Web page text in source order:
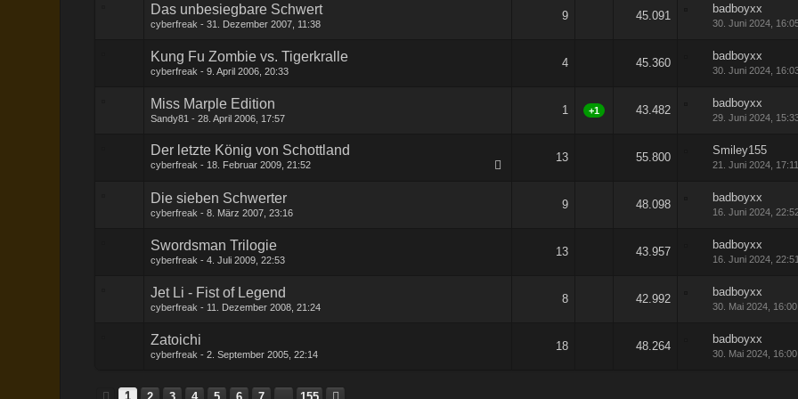
Das unbesiegbare Schwert
cyberfreak 31. Dezember 2007, 11:38
9 45.091
badboyxx
30. Juni 2024,
Kung Fu Zombie vs. Tigerkralle
cyberfreak 9. April 2006, 20:33
4 45.360
badboyxx
30. Juni 2024,
Miss Marple Edition
Sandy81 28. April 2006, 17:57
1 +1 43.482
badboyxx
29. Juni 2024,
Der letzte König von Schottland
cyberfreak 18. Februar 2009, 21:52
13 55.800
Smiley155
21. Juni 2024, 17:11
Die sieben Schwerter
cyberfreak 8. März 2007, 23:16
9 48.098
badboyxx
16. Juni 2024,
Swordsman Trilogie
cyberfreak 4. Juli 2009, 22:53
13 43.957
badboyxx
16. Juni 2024, 22:51
Jet Li - Fist of Legend
cyberfreak 11. Dezember 2008, 21:24
8 42.992
badboyxx
30. Mai 2024, 16:00
Zatoichi
cyberfreak 2. September 2005, 22:14
18 48.264
badboyxx
30. Mai 2024, 16:00